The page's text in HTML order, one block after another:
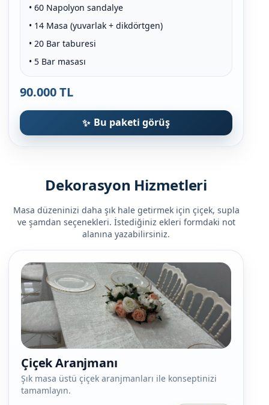
• 60 Napolyon sandalye
• 14 Masa (yuvarlak + dikdörtgen)
• 20 Bar taburesi
• 5 Bar masası
90.000 TL
Bu paketi görüş
Dekorasyon Hizmetleri
Masa düzeninizi daha şık hale getirmek için çiçek, supla
ve şamdan seçenekleri. İstediğiniz ekleri formdaki not
alanına yazabilirsiniz.
Çiçek Aranjmanı
Şık masa üstü çiçek aranjmanları ile konseptinizi
tamamlayın.